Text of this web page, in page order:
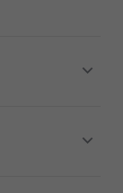
moms och